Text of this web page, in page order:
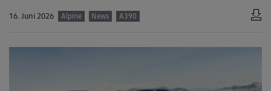
16. Juni 2026 Alpine News A390